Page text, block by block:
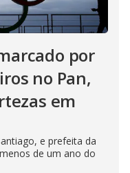
por
no Pan,
em
e prefeita da
de um ano do